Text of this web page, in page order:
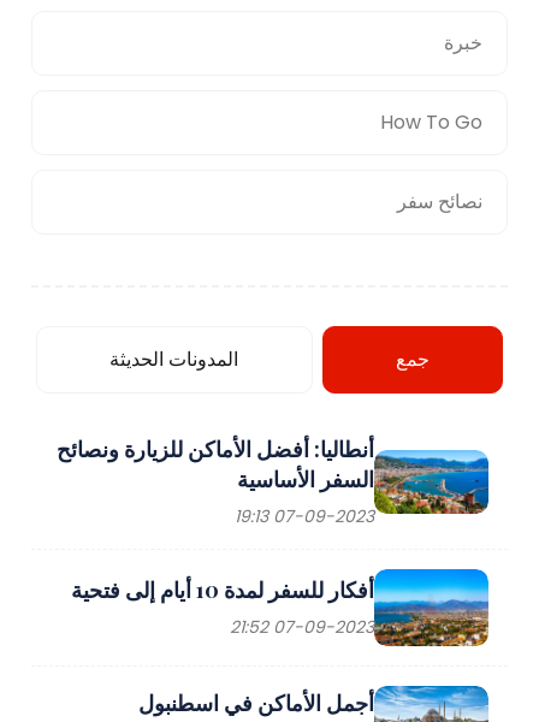
خبرة
How To Go
نصائح سفر
جمع المدونات الحديثة
أنطاليا: أفضل الأماكن للزيارة ونصائح
السفر الأساسية
07-09-2023 19:13
أفكار للسفر لمدة 10 أيام إلى فتحية
07-09-2023 21:52
أجمل الأماكن في اسطنبول